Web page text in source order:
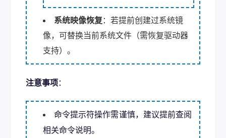
系统映像恢复 ：若提前创建过系统镜
像，可替换当前系统文件（需恢复驱动器
支持）。
注意事项：
命令提示符操作需谨慎，建议提前查阅
相关命令说明。